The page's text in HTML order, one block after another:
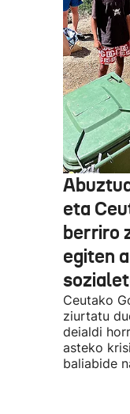
eta
berriro
egiten
Ceutako
ziurtatu
deialdi
asteko
baliabide